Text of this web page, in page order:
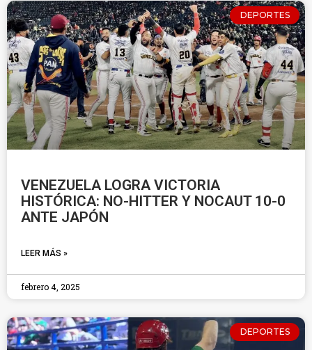
DEPORTES
VENEZUELA LOGRA VICTORIA
HISTÓRICA: NO-HITTER Y NOCAUT 10-0
ANTE JAPÓN
LEER MÁS »
febrero 4, 2025
DEPORTES